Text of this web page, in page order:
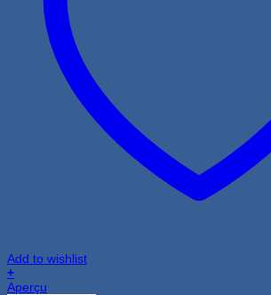
Add to wishlist
+
Ce
Aperçu